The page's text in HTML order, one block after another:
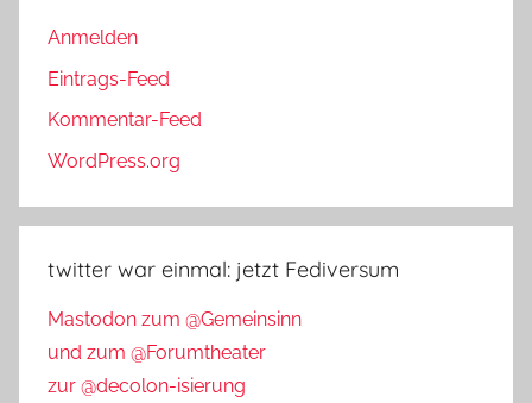
Anmelden
Eintrags-Feed
Kommentar-Feed
WordPress.org
twitter war einmal: jetzt Fediversum
Mastodon zum @Gemeinsinn
und zum @Forumtheater
zur @decolon-isierung